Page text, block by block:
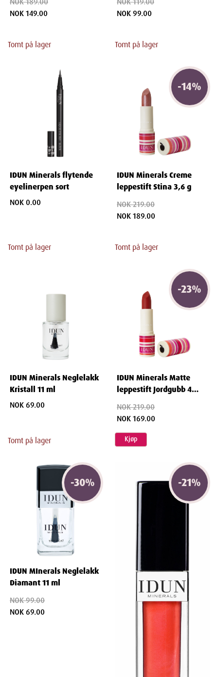
NOK 149.00
Tomt på lager
NOK 99.00
Tomt på lager
IDUN Minerals flytende
eyelinerpen sort
NOK 0.00
Tomt på lager
-14%
IDUN Minerals Creme
leppestift Stina 3,6 g
NOK 219.00
NOK 189.00
Tomt på lager
IDUN Minerals Neglelakk
Kristall 11 ml
NOK 69.00
Tomt på lager
-23%
IDUN Minerals Matte
leppestift Jordgubb 4
NOK 219.00
NOK 169.00
Kjøp
-30%
IDUN MInerals Neglelakk
Diamant 11 ml
NOK 99.00
NOK 69.00
-21%